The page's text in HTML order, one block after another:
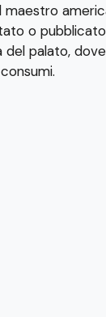
maestro
o
del palato,